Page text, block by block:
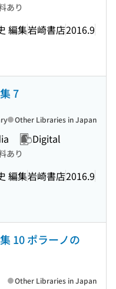
あり
編集岩崎書店2016.9
7
Digital
あり
編集岩崎書店2016.9
Other Libraries in Japan
10 ポラーノの
Other Libraries in Japan